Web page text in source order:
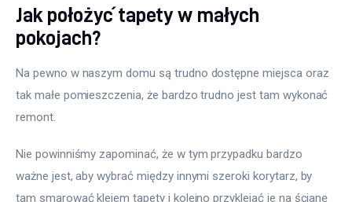
Jak położyć tapety w małych
pokojach?
Na pewno w naszym domu są trudno dostępne miejsca oraz
tak małe pomieszczenia, że bardzo trudno jest tam wykonać
remont.
Nie powinniśmy zapominać, że w tym przypadku bardzo
ważne jest, aby wybrać między innymi szeroki korytarz, by
tam smarować klejem tapety i kolejno przyklejać je na ścianę